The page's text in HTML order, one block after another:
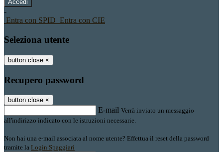
-
Entra con SPID Entra con CIE
Seleziona utente
button close ×
Recupero password
button close ×
E-mail Verrà inviato un messaggio
all'indirizzo indicato con le istruzioni necessarie.
Non hai una e-mail associata al nome utente? Effettua il reset della password
tramite la Login Spaggiari